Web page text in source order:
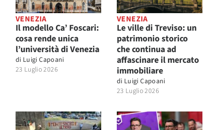
VENEZIA
Il modello Ca’ Foscari:
cosa rende unica
l’università di Venezia
di Luigi Capoani
23 Luglio 2026
VENEZIA
Le ville di Treviso: un
patrimonio storico
che continua ad
affascinare il mercato
immobiliare
di Luigi Capoani
23 Luglio 2026